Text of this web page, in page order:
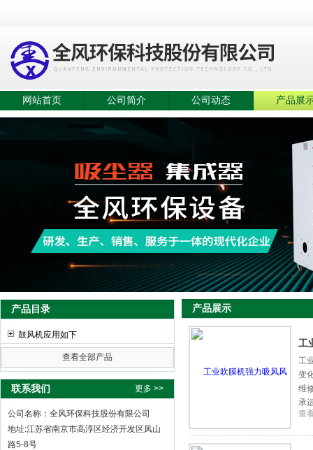
网站首页 公司简介 公司动态 产品展
产品目录
鼓风机应用如下
查看全部产品
联系我们 更多 >>
公司名称：全风环保科技股份有限公司
地址:江苏省南京市高淳区经济开发区凤山
路5-8号
产品展示
工
工
变
维
承
查